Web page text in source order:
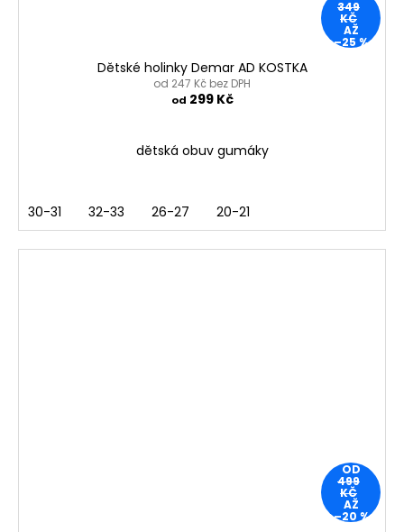
349
KČ
AŽ
–25 %
Dětské holinky Demar AD KOSTKA
od 247 Kč bez DPH
od 299 Kč
dětská obuv gumáky
30-31 32-33 26-27 20-21
OD
499
KČ
AŽ
–20 %